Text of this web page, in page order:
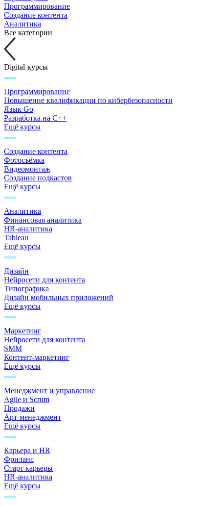
Программирование
Создание контента
Аналитика
Все категории
Digital-курсы
Программирование
Повышение квалификации по кибербезопасности
Язык Go
Разработка на C++
Ещё курсы
Создание контента
Фотосъёмка
Видеомонтаж
Создание подкастов
Ещё курсы
Аналитика
Финансовая аналитика
HR-аналитика
Tableau
Ещё курсы
Дизайн
Нейросети для контента
Типографика
Дизайн мобильных приложений
Ещё курсы
Маркетинг
Нейросети для контента
SMM
Контент-маркетинг
Ещё курсы
Менеджмент и управление
Agile и Scrum
Продажи
Арт-менеджмент
Ещё курсы
Карьера и HR
Фриланс
Старт карьеры
HR-аналитика
Ещё курсы